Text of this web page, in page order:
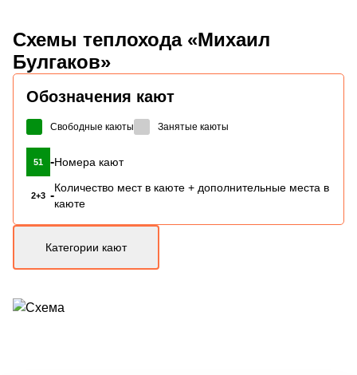
Схемы теплохода «Михаил
Булгаков»
Обозначения кают
Свободные каюты Занятые каюты
51 -Номера кают
2+3 -
Количество мест в каюте + дополнительные места в
каюте
Категории кают